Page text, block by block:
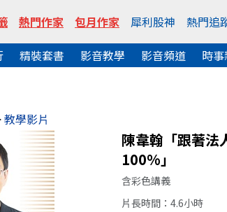
熱門作家 包月作家 犀利股神
熱門追
精裝套書 影音教學 影音頻道 時
教學影片
陳韋翰「跟著
100%」
含彩色講義
片長時間：4.6小時